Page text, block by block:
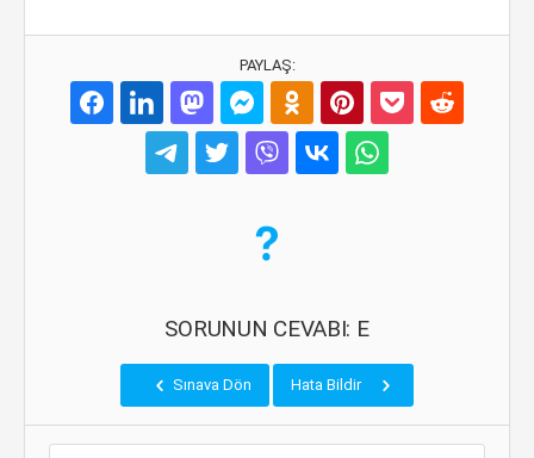
PAYLAŞ:
SORUNUN CEVABI: E
Sınava Dön Hata Bildir